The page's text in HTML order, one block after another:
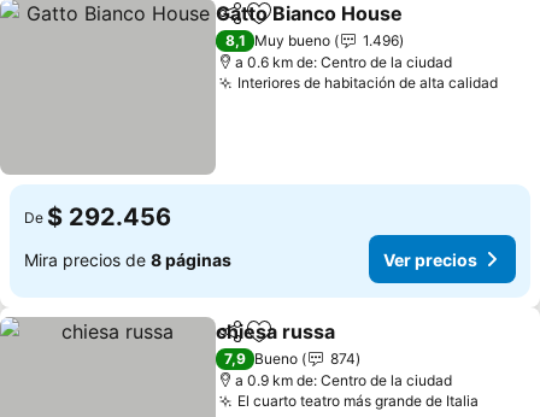
CompartirAgregar a favoritos
Gatto Bianco House
8,1 Muy bueno
1.496
a 0.6 km de: Centro de la ciudad
Interiores de habitación de alta calidadVer
De $ 292.456
Mira precios de 8 páginas Ver precios
CompartirAgregar a favoritos
chiesa russa
7,9 Bueno
874
a 0.9 km de: Centro de la ciudad
El cuarto teatro más grande de Italia